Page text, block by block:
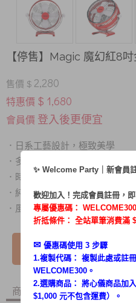
【停售】Magic 魔幻紅8
售價 $ 2,280
特惠價 $ 1,680
會員價 登入後更便宜
． 日系工藝設計，極致美學
． 多功能8吋桌扇/循環扇，一機
． 時尚金屬魔幻紅色彩設計，更
． 純銅線馬達，更耐用且穩定
． 風速穩定柔和，同級比更為安靜
商品內容 商品討論
✨ Welcome Party｜新會員
歡迎加入！完成會員註冊，
專屬優惠碼： WELCOME300
折抵條件： 全站單筆消費滿
✉︎ 優惠碼使用 3 步驟
1.複製代碼： 複製此處或註
WELCOME300。
2.選購商品： 將心儀商品加
$1,000 元不包含運費）。